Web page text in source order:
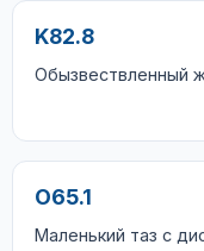
K82.8
Обызвествленный
O65.1
Маленький таз с